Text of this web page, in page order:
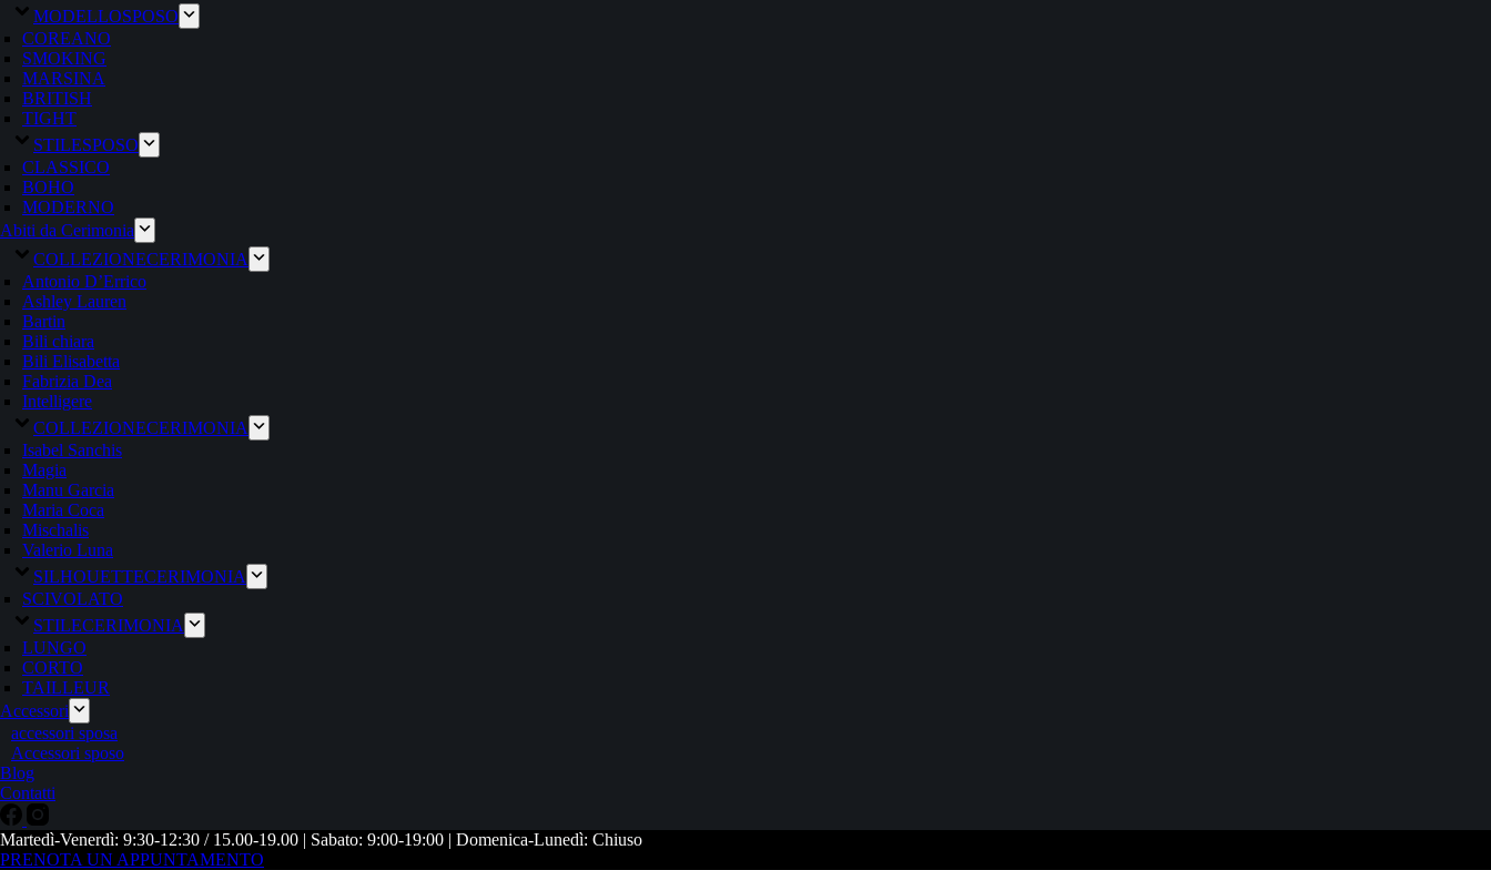
MODELLOSPOSO
COREANO
SMOKING
MARSINA
BRITISH
TIGHT
STILESPOSO
CLASSICO
BOHO
MODERNO
Abiti da Cerimonia
COLLEZIONECERIMONIA
Antonio D’Errico
Ashley Lauren
Bartin
Bili chiara
Bili Elisabetta
Fabrizia Dea
Intelligere
COLLEZIONECERIMONIA
Isabel Sanchis
Magia
Manu Garcia
Maria Coca
Mischalis
Valerio Luna
SILHOUETTECERIMONIA
SCIVOLATO
STILECERIMONIA
LUNGO
CORTO
TAILLEUR
Accessori
accessori sposa
Accessori sposo
Blog
Contatti
Martedì-Venerdì: 9:30-12:30 / 15.00-19.00 | Sabato: 9:00-19:00 | Domenica-Lunedì: Chiuso
PRENOTA UN APPUNTAMENTO